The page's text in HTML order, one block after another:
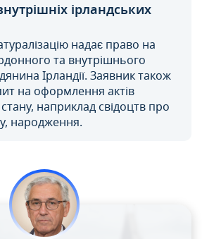
ірландських
надає право на
та внутрішнього
Ірландії. Заявник також
на оформлення актів
наприклад свідоцтв про
народження.